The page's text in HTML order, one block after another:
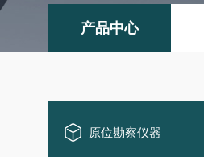
产品中心
原位勘察仪器